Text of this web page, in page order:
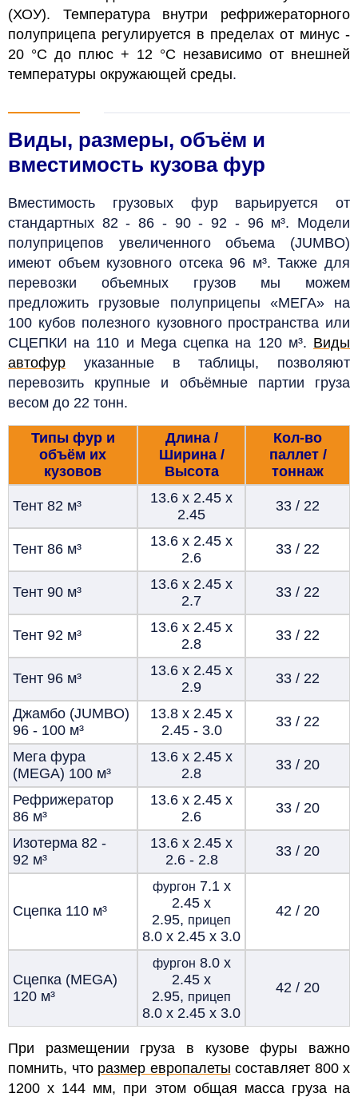
(ХОУ). Температура внутри рефрижераторного
полуприцепа регулируется в пределах от минус -
20 °C до плюс + 12 °C независимо от внешней
температуры окружающей среды.
Виды, размеры, объём и
вместимость кузова фур
Вместимость грузовых фур варьируется от
стандартных 82 - 86 - 90 - 92 - 96 м³. Модели
полуприцепов увеличенного объема (JUMBO)
имеют объем кузовного отсека 96 м³. Также для
перевозки объемных грузов мы можем
предложить грузовые полуприцепы «МЕГА» на
100 кубов полезного кузовного пространства или
СЦЕПКИ на 110 и Mega сцепка на 120 м³. Виды
автофур указанные в таблицы, позволяют
перевозить крупные и объёмные партии груза
весом до 22 тонн.
Типы фур и
объём их
кузовов
Длина /
Ширина /
Высота
Кол-во
паллет /
тоннаж
Тент 82 м³
13.6 х 2.45 х
2.45
33 / 22
Тент 86 м³
13.6 х 2.45 х
2.6
33 / 22
Тент 90 м³
13.6 х 2.45 х
2.7
33 / 22
Тент 92 м³
13.6 х 2.45 х
2.8
33 / 22
Тент 96 м³
13.6 х 2.45 х
2.9
33 / 22
Джамбо (JUMBO)
96 - 100 м³
13.8 х 2.45 х
2.45 - 3.0
33 / 22
Мега фура
(MEGA) 100 м³
13.6 х 2.45 х
2.8
33 / 20
Рефрижератор
86 м³
13.6 х 2.45 х
2.6
33 / 20
Изотерма 82 -
92 м³
13.6 х 2.45 х
2.6 - 2.8
33 / 20
Сцепка 110 м³
фургон 7.1 х
2.45 х
2.95, прицеп
8.0 х 2.45 х 3.0
42 / 20
Сцепка (MEGA)
120 м³
фургон 8.0 х
2.45 х
2.95, прицеп
8.0 х 2.45 х 3.0
42 / 20
При размещении груза в кузове фуры важно
помнить, что размер европалеты составляет 800 х
1200 х 144 мм, при этом общая масса груза на